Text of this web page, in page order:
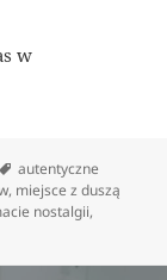
w
Tagi
autentyczne
, miejsce z duszą
nostalgii,